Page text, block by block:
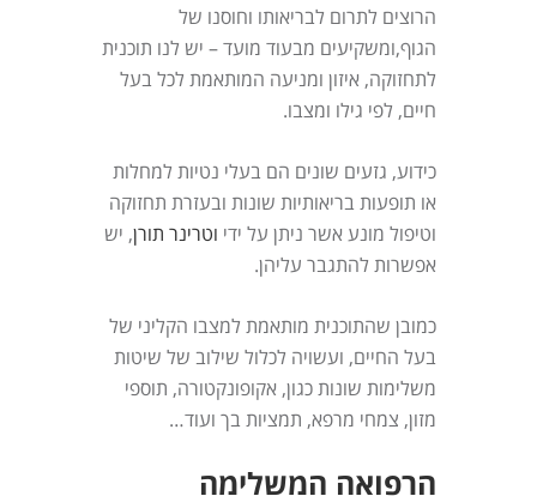
הרוצים לתרום לבריאותו וחוסנו של
הגוף,ומשקיעים מבעוד מועד – יש לנו תוכנית
לתחזוקה, איזון ומניעה המותאמת לכל בעל
חיים, לפי גילו ומצבו.
כידוע, גזעים שונים הם בעלי נטיות למחלות
או תופעות בריאותיות שונות ובעזרת תחזוקה
וטיפול מונע אשר ניתן על ידי וטרינר תורן, יש
אפשרות להתגבר עליהן.
כמובן שהתוכנית מותאמת למצבו הקליני של
בעל החיים, ועשויה לכלול שילוב של שיטות
משלימות שונות כגון, אקופונקטורה, תוספי
מזון, צמחי מרפא, תמציות בך ועוד…
הרפואה המשלימה